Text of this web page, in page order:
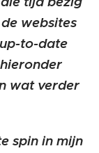
websites
to-date
wat verder
spin in mijn